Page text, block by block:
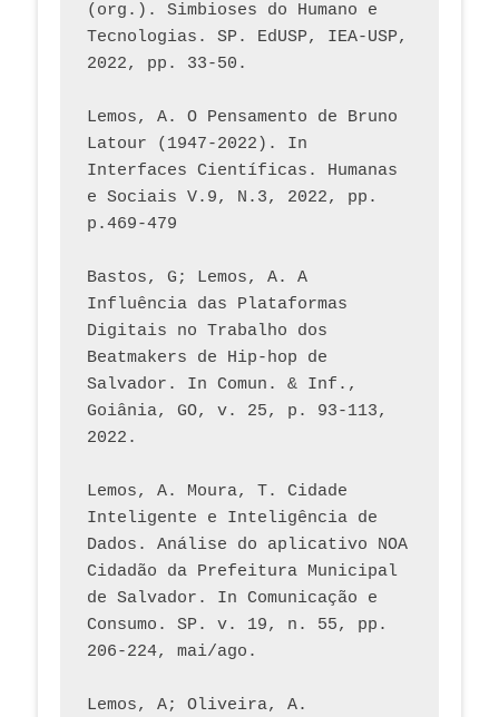
(org.). Simbioses do Humano e
Tecnologias. SP. EdUSP, IEA-USP,
2022, pp. 33-50.
Lemos, A. O Pensamento de Bruno
Latour (1947-2022). In
Interfaces Científicas. Humanas
e Sociais V.9, N.3, 2022, pp.
p.469-479
Bastos, G; Lemos, A. A
Influência das Plataformas
Digitais no Trabalho dos
Beatmakers de Hip-hop de
Salvador. In Comun. & Inf.,
Goiânia, GO, v. 25, p. 93-113,
2022.
Lemos, A. Moura, T. Cidade
Inteligente e Inteligência de
Dados. Análise do aplicativo NOA
Cidadão da Prefeitura Municipal
de Salvador. In Comunicação e
Consumo. SP. v. 19, n. 55, pp.
206-224, mai/ago.
Lemos, A; Oliveira, A.